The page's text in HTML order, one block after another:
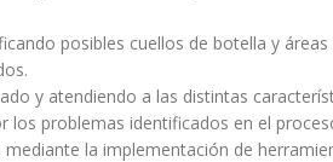
posibles cuellos de botella y
y atendiendo a las distintas
problemas identificados en el
la implementación de